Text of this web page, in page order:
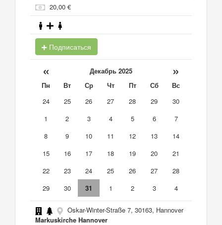
20,00 €
Подписаться
« Декабрь 2025 »
Пн Вт Ср Чт Пт Сб
Вс
24
25 26 27 28 29
30
1
2 3 4 5 6
7
8
9 10 11 12 13
14
15
16 17 18 19 20
21
22
23 24 25 26 27
28
29
30 31 1 2 3 4
Oskar-Winter-Straße 7, 30163, Hannover
Markuskirche Hannover